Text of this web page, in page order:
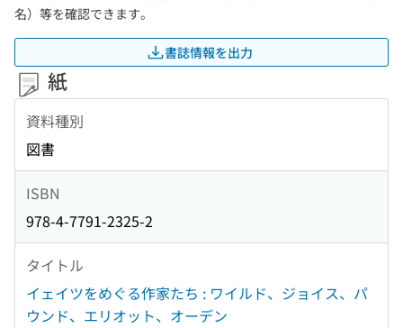
名）等を確認できます。
書誌情報を出力
紙
資料種別
図書
ISBN
978-4-7791-2325-2
タイトル
イェイツをめぐる作家たち : ワイルド、ジョイス、パ
ウンド、エリオット、オーデン